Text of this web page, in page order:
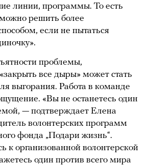
линии, программы. То есть
решить более
если не пытаться
проблемы,
все дыры» может стать
выгорания. Работа в команде
«Вы не останетесь один
— подтверждает Елена
волонтерских программ
фонда „Подари жизнь“.
к организованной волонтерской
один против всего мира